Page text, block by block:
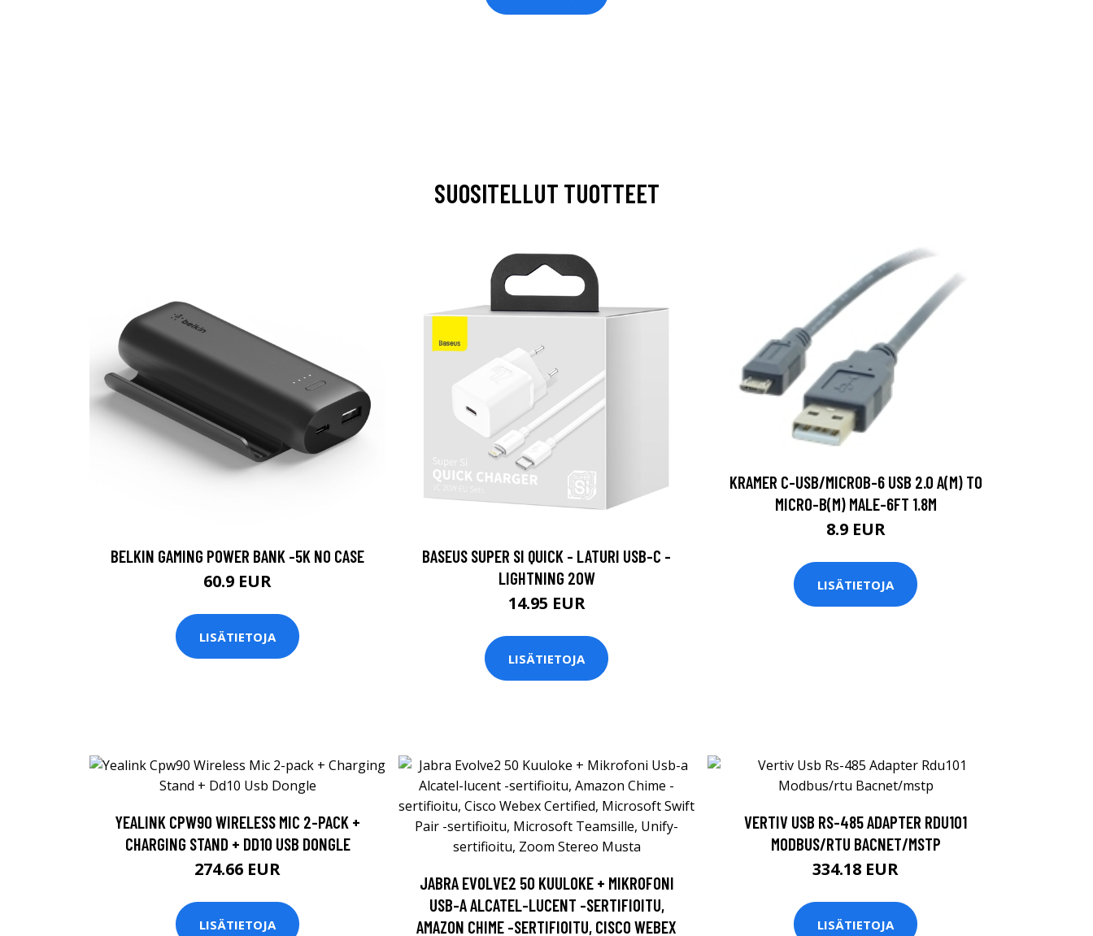
SUOSITELLUT TUOTTEET
BELKIN GAMING POWER BANK -5K NO CASE
60.9 EUR
LISÄTIETOJA
BASEUS SUPER SI QUICK - LATURI USB-C -
LIGHTNING 20W
14.95 EUR
LISÄTIETOJA
KRAMER C-USB/MICROB-6 USB 2.0 A(M) TO
MICRO-B(M) MALE-6FT 1.8M
8.9 EUR
LISÄTIETOJA
YEALINK CPW90 WIRELESS MIC 2-PACK +
CHARGING STAND + DD10 USB DONGLE
274.66 EUR
LISÄTIETOJA
JABRA EVOLVE2 50 KUULOKE + MIKROFONI
USB-A ALCATEL-LUCENT -SERTIFIOITU,
AMAZON CHIME -SERTIFIOITU, CISCO WEBEX
VERTIV USB RS-485 ADAPTER RDU101
MODBUS/RTU BACNET/MSTP
334.18 EUR
LISÄTIETOJA